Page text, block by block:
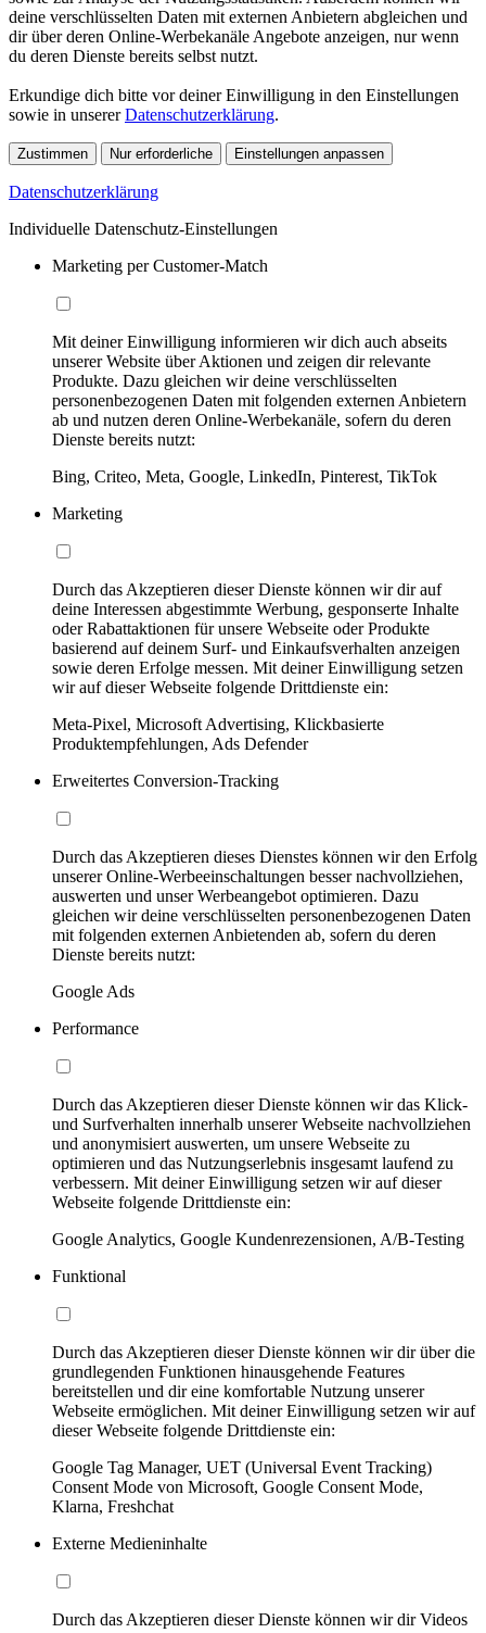
deine verschlüsselten Daten mit externen Anbietern abgleichen und
dir über deren Online-Werbekanäle Angebote anzeigen, nur wenn
du deren Dienste bereits selbst nutzt.
Erkundige dich bitte vor deiner Einwilligung in den Einstellungen
sowie in unsererDatenschutzerklärung.
Zustimmen Nur erforderliche Einstellungen anpassen
Datenschutzerklärung
Individuelle Datenschutz-Einstellungen
Marketing per Customer-Match
Mit deiner Einwilligung informieren wir dich auch abseits
unserer Website über Aktionen und zeigen dir relevante
Produkte. Dazu gleichen wir deine verschlüsselten
personenbezogenen Daten mit folgenden externen Anbietern
ab und nutzen deren Online-Werbekanäle, sofern du deren
Dienste bereits nutzt:
Bing, Criteo, Meta, Google, LinkedIn, Pinterest, TikTok
Marketing
Durch das Akzeptieren dieser Dienste können wir dir auf
deine Interessen abgestimmte Werbung, gesponserte Inhalte
oder Rabattaktionen für unsere Webseite oder Produkte
basierend auf deinem Surf- und Einkaufsverhalten anzeigen
sowie deren Erfolge messen. Mit deiner Einwilligung setzen
wir auf dieser Webseite folgende Drittdienste ein:
Meta-Pixel, Microsoft Advertising, Klickbasierte
Produktempfehlungen, Ads Defender
Erweitertes Conversion-Tracking
Durch das Akzeptieren dieses Dienstes können wir den Erfolg
unserer Online-Werbeeinschaltungen besser nachvollziehen,
auswerten und unser Werbeangebot optimieren. Dazu
gleichen wir deine verschlüsselten personenbezogenen Daten
mit folgenden externen Anbietenden ab, sofern du deren
Dienste bereits nutzt:
Google Ads
Performance
Durch das Akzeptieren dieser Dienste können wir das Klick-
und Surfverhalten innerhalb unserer Webseite nachvollziehen
und anonymisiert auswerten, um unsere Webseite zu
optimieren und das Nutzungserlebnis insgesamt laufend zu
verbessern. Mit deiner Einwilligung setzen wir auf dieser
Webseite folgende Drittdienste ein:
Google Analytics, Google Kundenrezensionen, A/B-Testing
Funktional
Durch das Akzeptieren dieser Dienste können wir dir über die
grundlegenden Funktionen hinausgehende Features
bereitstellen und dir eine komfortable Nutzung unserer
Webseite ermöglichen. Mit deiner Einwilligung setzen wir auf
dieser Webseite folgende Drittdienste ein:
Google Tag Manager, UET (Universal Event Tracking)
Consent Mode von Microsoft, Google Consent Mode,
Klarna, Freshchat
Externe Medieninhalte
Durch das Akzeptieren dieser Dienste können wir dir Videos